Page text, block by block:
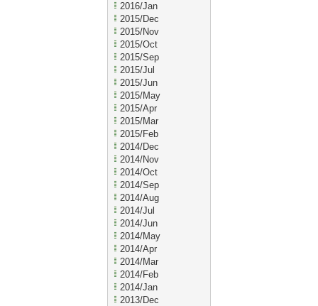
2016/Jan
2015/Dec
2015/Nov
2015/Oct
2015/Sep
2015/Jul
2015/Jun
2015/May
2015/Apr
2015/Mar
2015/Feb
2014/Dec
2014/Nov
2014/Oct
2014/Sep
2014/Aug
2014/Jul
2014/Jun
2014/May
2014/Apr
2014/Mar
2014/Feb
2014/Jan
2013/Dec